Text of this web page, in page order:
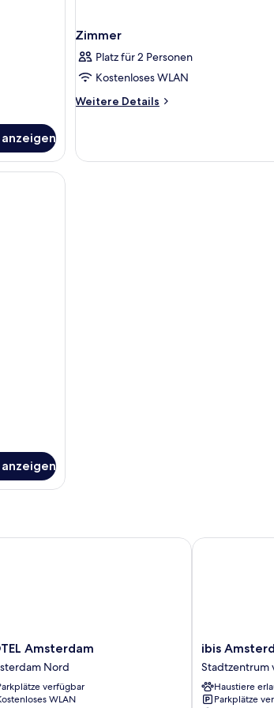
Zimmer
Platz für 2 Personen
Kostenloses WLAN
Weitere Details
Weitere
by IHG
Amsterdam
Nord
verfügbar
WLAN
Amsterdam
ibis
Amsterdam
Centre
Stadtzentrum
von
ibis
Stadtzentrum
Haustiere
Parkplätze
ibis